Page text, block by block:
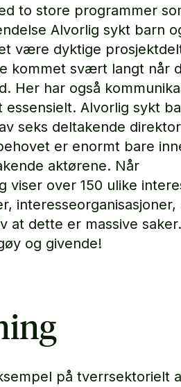
to store programmer
Alvorlig sykt barn
være dyktige
kommet svært langt når
Her har også
Alvorlig sykt
seks deltakende
er enormt bare
aktørene. Når
viser over 150 ulike
interesseorganisasjoner,
at dette er massive
og givende!
på tverrsektorielt